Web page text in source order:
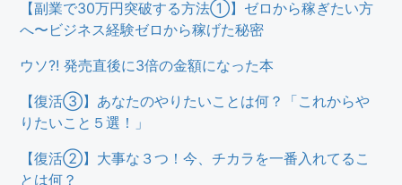
【副業で30万円突破する方法①】ゼロから稼ぎたい方
へ〜ビジネス経験ゼロから稼げた秘密
ウソ?! 発売直後に3倍の金額になった本
【復活③】あなたのやりたいことは何？「これからや
りたいこと５選！」
【復活②】大事な３つ！今、チカラを一番入れてるこ
とは何？